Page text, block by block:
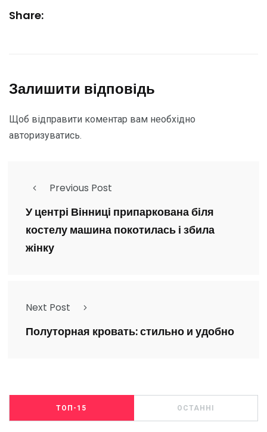
Share:
Залишити відповідь
Щоб відправити коментар вам необхідно
авторизуватись.
Previous Post
У центрі Вінниці припаркована біля
костелу машина покотилась і збила
жінку
Next Post
Полуторная кровать: стильно и удобно
ТОП-15 ОСТАННІ